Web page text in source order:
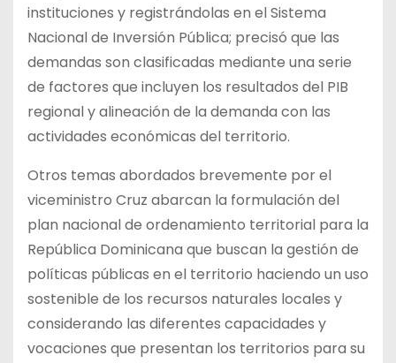
instituciones y registrándolas en el Sistema
Nacional de Inversión Pública; precisó que las
demandas son clasificadas mediante una serie
de factores que incluyen los resultados del PIB
regional y alineación de la demanda con las
actividades económicas del territorio.
Otros temas abordados brevemente por el
viceministro Cruz abarcan la formulación del
plan nacional de ordenamiento territorial para la
República Dominicana que buscan la gestión de
políticas públicas en el territorio haciendo un uso
sostenible de los recursos naturales locales y
considerando las diferentes capacidades y
vocaciones que presentan los territorios para su